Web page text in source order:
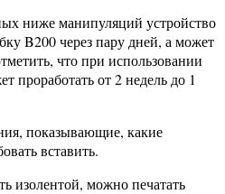
ниже манипуляций устройство
B200 через пару дней, а может
что при использовании
проработать от 2 недель до 1
показывающие, какие
вставить.
изолентой, можно печатать